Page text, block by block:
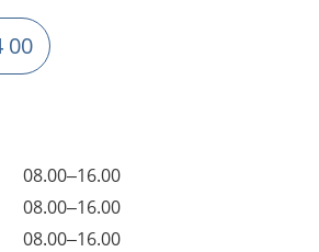
00
08.00–16.00
08.00–16.00
08.00–16.00